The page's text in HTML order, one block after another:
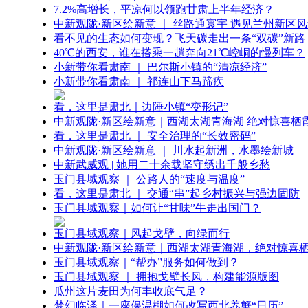
7.2%高增长，平凉何以领跑甘肃上半年经济？
中新观陇·新区绘新意 ｜ 丝路通寰宇 遇见兰州新区
看不见的生态如何变现？飞天碳走出一条“双碳”新路
40℃的西安，谁在搭乘一趟奔向21℃崆峒的慢列车？
小新带你看肃南 ｜ 巴尔斯小镇的“清凉经济”
小新带你看肃南 ｜ 祁连山下马蹄疾
看，这里是肃北｜边陲小镇“变形记”
中新观陇·新区绘新意｜西湖太湖青海湖 绝对惊喜栖
看，这里是肃北 ｜ 安全治理的“长效密码”
中新观陇·新区绘新意 ｜ 川水起新洲，水墨绘新城
中新武威观 | 她用二十余载坚守绣出千般乡愁
玉门县域观察 ｜ 公路人的“速度与温度”
看，这里是肃北 ｜ 交通“串”起乡村振兴与强边固防
玉门县域观察｜如何让“甘味”牛走出国门？
玉门县域观察｜风起戈壁，向绿而行
中新观陇·新区绘新意｜西湖太湖青海湖，绝对惊喜
玉门县域观察｜“帮办”服务如何做到？
玉门县域观察 ｜ 拥抱戈壁长风，构建能源版图
瓜州这片麦田为何丰收底气足？
梦幻临泽｜一座保温棚如何改写西北养蟹“日历”